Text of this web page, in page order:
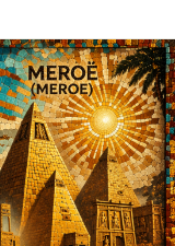
إلى
المحتوى